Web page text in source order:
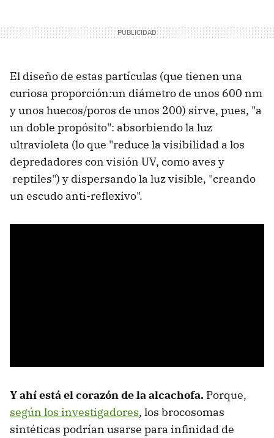
El diseño de estas partículas (que tienen una
curiosa proporción:un diámetro de unos 600 nm
y unos huecos/poros de unos 200) sirve, pues, "a
un doble propósito": absorbiendo la luz
ultravioleta (lo que "reduce la visibilidad a los
depredadores con visión UV, como aves y
reptiles") y dispersando la luz visible, "creando
un escudo anti-reflexivo".
Y ahí está el corazón de la alcachofa. Porque,
según los investigadores, los brocosomas
sintéticas podrían usarse para infinidad de